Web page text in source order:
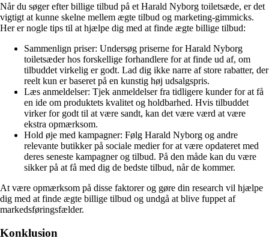
Når du søger efter billige tilbud på et Harald Nyborg toiletsæde, er det
vigtigt at kunne skelne mellem ægte tilbud og marketing-gimmicks.
Her er nogle tips til at hjælpe dig med at finde ægte billige tilbud:
Sammenlign priser: Undersøg priserne for Harald Nyborg
toiletsæder hos forskellige forhandlere for at finde ud af, om
tilbuddet virkelig er godt. Lad dig ikke narre af store rabatter, der
reelt kun er baseret på en kunstig høj udsalgspris.
Læs anmeldelser: Tjek anmeldelser fra tidligere kunder for at få
en ide om produktets kvalitet og holdbarhed. Hvis tilbuddet
virker for godt til at være sandt, kan det være værd at være
ekstra opmærksom.
Hold øje med kampagner: Følg Harald Nyborg og andre
relevante butikker på sociale medier for at være opdateret med
deres seneste kampagner og tilbud. På den måde kan du være
sikker på at få med dig de bedste tilbud, når de kommer.
At være opmærksom på disse faktorer og gøre din research vil hjælpe
dig med at finde ægte billige tilbud og undgå at blive fuppet af
markedsføringsfælder.
Konklusion